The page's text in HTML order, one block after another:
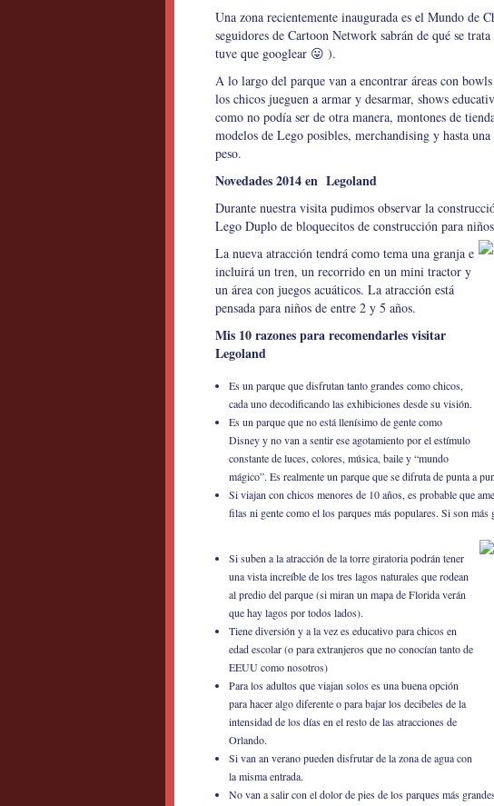
Una zona recientemente inaugurada es el Mundo de
seguidores de Cartoon Network sabrán de qué se
tuve que googlear 😛 ).
A lo largo del parque van a encontrar áreas con
los chicos jueguen a armar y desarmar, shows
como no podía ser de otra manera, montones de
modelos de Lego posibles, merchandising y hasta
peso.
Novedades 2014 en Legoland
Durante nuestra visita pudimos observar la
Lego Duplo de bloquecitos de construcción para
La nueva atracción tendrá como tema una granja e
incluirá un tren, un recorrido en un mini tractor y
un área con juegos acuáticos. La atracción está
pensada para niños de entre 2 y 5 años.
Mis 10 razones para recomendarles visitar
Legoland
Es un parque que disfrutan tanto grandes como chicos,
cada uno decodificando las exhibiciones desde su visión.
Es un parque que no está llenísimo de gente como
Disney y no van a sentir ese agotamiento por el estímulo
constante de luces, colores, música, baile y “mundo
mágico”. Es realmente un parque que se difruta de punta a
Si viajan con chicos menores de 10 años, es probable que
filas ni gente como el los parques más populares. Si son
Si suben a la atracción de la torre giratoria podrán tener
una vista increíble de los tres lagos naturales que rodean
al predio del parque (si miran un mapa de Florida verán
que hay lagos por todos lados).
Tiene diversión y a la vez es educativo para chicos en
edad escolar (o para extranjeros que no conocían tanto de
EEUU como nosotros)
Para los adultos que viajan solos es una buena opción
para hacer algo diferente o para bajar los decibeles de la
intensidad de los días en el resto de las atracciones de
Orlando.
Si van an verano pueden disfrutar de la zona de agua con
la misma entrada.
No van a salir con el dolor de pies de los parques más